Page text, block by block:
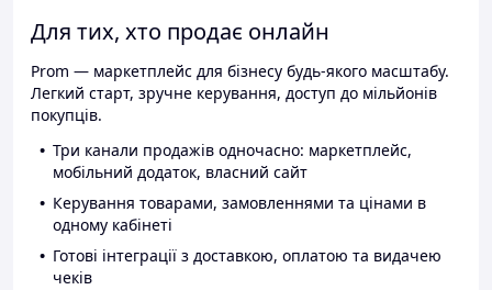
Для тих, хто продає онлайн
Prom — маркетплейс для бізнесу будь-якого масштабу.
Легкий старт, зручне керування, доступ до мільйонів
покупців.
Три канали продажів одночасно: маркетплейс,
мобільний додаток, власний сайт
Керування товарами, замовленнями та цінами в
одному кабінеті
Готові інтеграції з доставкою, оплатою та видачею
чеків